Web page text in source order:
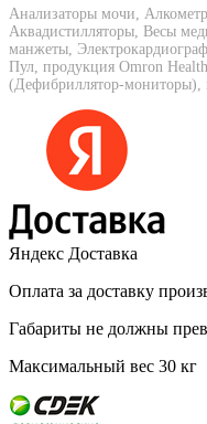
Анализаторы мочи,
Аквадистилляторы, Весы
манжеты,
Пул, продукция Omron
(Дефибриллятор-мониторы),
Яндекс Доставка
Оплата за доставку
Габариты не должны
Максимальный вес 30 кг